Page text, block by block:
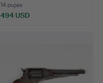
14 pujas
494 USD